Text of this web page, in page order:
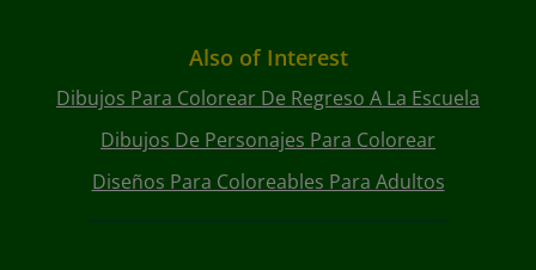
Also of Interest
Dibujos Para Colorear De Regreso A La Escuela
Dibujos De Personajes Para Colorear
Diseños Para Coloreables Para Adultos